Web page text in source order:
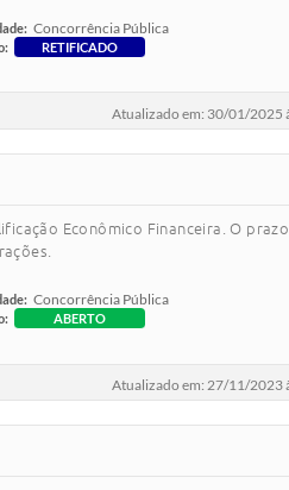
Concorrência Pública
RETIFICADO
Atualizado em: 30/01/2025
Econômico Financeira. O
Concorrência Pública
ABERTO
Atualizado em: 27/11/2023